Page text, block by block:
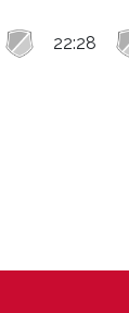
22:28